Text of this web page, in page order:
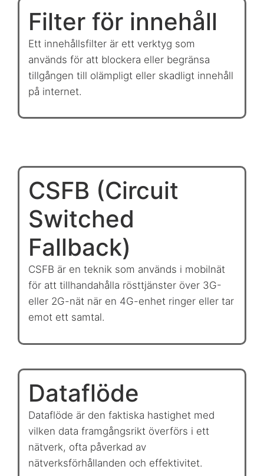
Filter för innehåll
Ett innehållsfilter är ett verktyg som
används för att blockera eller begränsa
tillgången till olämpligt eller skadligt innehåll
på internet.
CSFB (Circuit
Switched
Fallback)
CSFB är en teknik som används i mobilnät
för att tillhandahålla rösttjänster över 3G-
eller 2G-nät när en 4G-enhet ringer eller tar
emot ett samtal.
Dataflöde
Dataflöde är den faktiska hastighet med
vilken data framgångsrikt överförs i ett
nätverk, ofta påverkad av
nätverksförhållanden och effektivitet.